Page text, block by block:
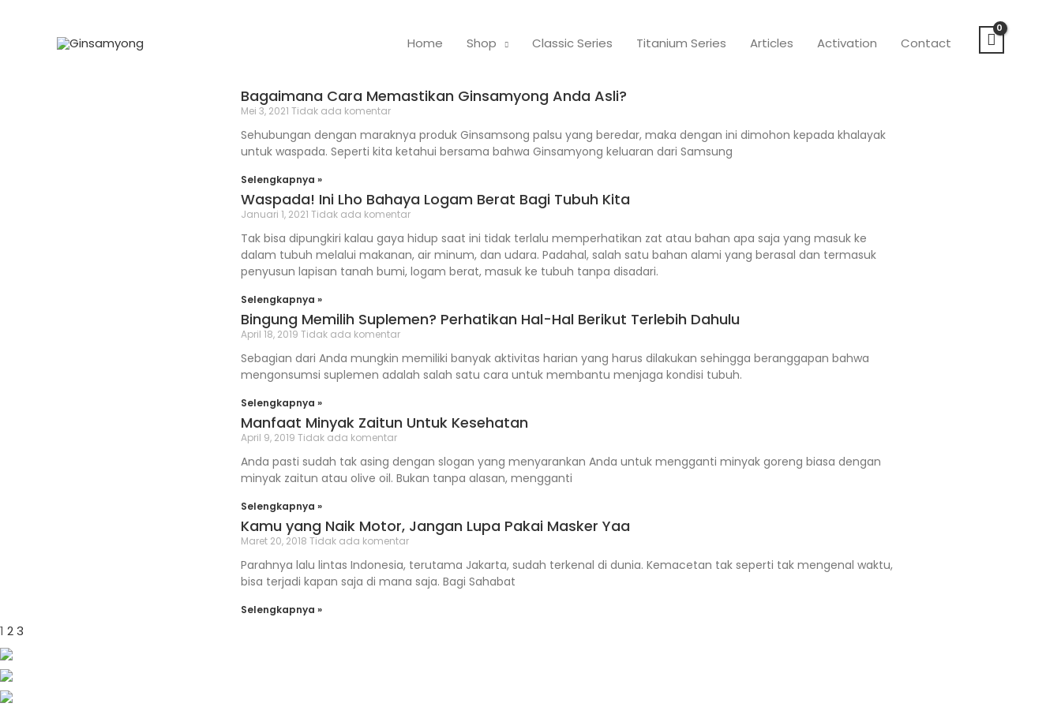
Home Shop Classic Series Titanium Series Articles Activation Contact
Bagaimana Cara Memastikan Ginsamyong Anda Asli?
Mei 3, 2021 Tidak ada komentar
Sehubungan dengan maraknya produk Ginsamsong palsu yang beredar, maka dengan ini dimohon kepada khalayak
untuk waspada. Seperti kita ketahui bersama bahwa Ginsamyong keluaran dari Samsung
Selengkapnya »
Waspada! Ini Lho Bahaya Logam Berat Bagi Tubuh Kita
Januari 1, 2021 Tidak ada komentar
Tak bisa dipungkiri kalau gaya hidup saat ini tidak terlalu memperhatikan zat atau bahan apa saja yang masuk ke
dalam tubuh melalui makanan, air minum, dan udara. Padahal, salah satu bahan alami yang berasal dan termasuk
penyusun lapisan tanah bumi, logam berat, masuk ke tubuh tanpa disadari.
Selengkapnya »
Bingung Memilih Suplemen? Perhatikan Hal-Hal Berikut Terlebih Dahulu
April 18, 2019 Tidak ada komentar
Sebagian dari Anda mungkin memiliki banyak aktivitas harian yang harus dilakukan sehingga beranggapan bahwa
mengonsumsi suplemen adalah salah satu cara untuk membantu menjaga kondisi tubuh.
Selengkapnya »
Manfaat Minyak Zaitun Untuk Kesehatan
April 9, 2019 Tidak ada komentar
Anda pasti sudah tak asing dengan slogan yang menyarankan Anda untuk mengganti minyak goreng biasa dengan
minyak zaitun atau olive oil. Bukan tanpa alasan, mengganti
Selengkapnya »
Kamu yang Naik Motor, Jangan Lupa Pakai Masker Yaa
Maret 20, 2018 Tidak ada komentar
Parahnya lalu lintas Indonesia, terutama Jakarta, sudah terkenal di dunia. Kemacetan tak seperti tak mengenal waktu,
bisa terjadi kapan saja di mana saja. Bagi Sahabat
Selengkapnya »
1 23